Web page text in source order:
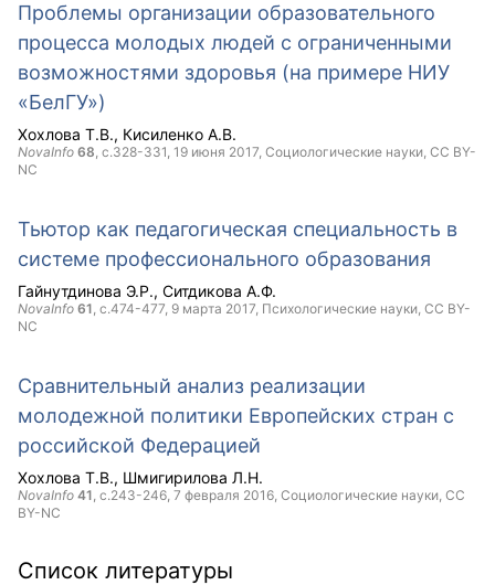
Проблемы организации образовательного
процесса молодых людей с ограниченными
возможностями здоровья (на примере НИУ
«БелГУ»)
Хохлова Т.В. Кисиленко А.В.
NovaInfo 68, с.328-331, 19 июня 2017, Социологические науки, CC BY-
NC
Тьютор как педагогическая специальность в
системе профессионального образования
Гайнутдинова Э.Р. Ситдикова А.Ф.
NovaInfo 61, с.474-477, 9 марта 2017, Психологические науки, CC BY-
NC
Сравнительный анализ реализации
молодежной политики Европейских стран с
российской Федерацией
Хохлова Т.В. Шмигирилова Л.Н.
NovaInfo 41, с.243-246, 7 февраля 2016, Социологические науки, CC
BY-NC
Список литературы